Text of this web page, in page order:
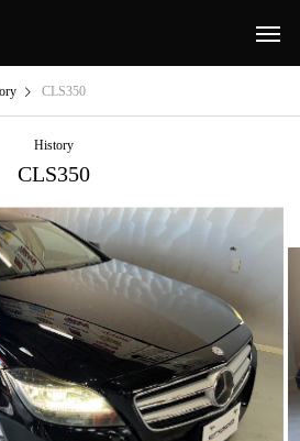
CLS350
History
CLS350